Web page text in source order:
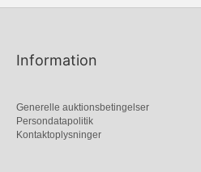
Information
Generelle auktionsbetingelser
Persondatapolitik
Kontaktoplysninger